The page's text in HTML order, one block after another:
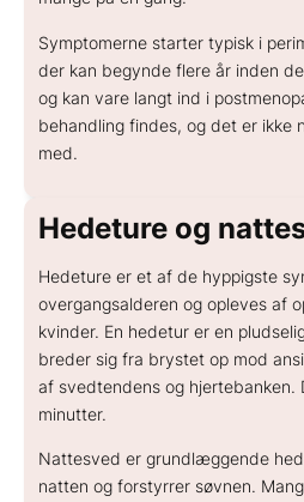
Symptomerne starter typisk i
der kan begynde flere år inden
og kan vare langt ind i
behandling findes, og det er ikke
med.
Hedeture og
Hedeture er et af de hyppigste
overgangsalderen og opleves af
kvinder. En hedetur er en
breder sig fra brystet op mod
af svedtendens og hjertebanken.
minutter.
Nattesved er grundlæggende
natten og forstyrrer søvnen.